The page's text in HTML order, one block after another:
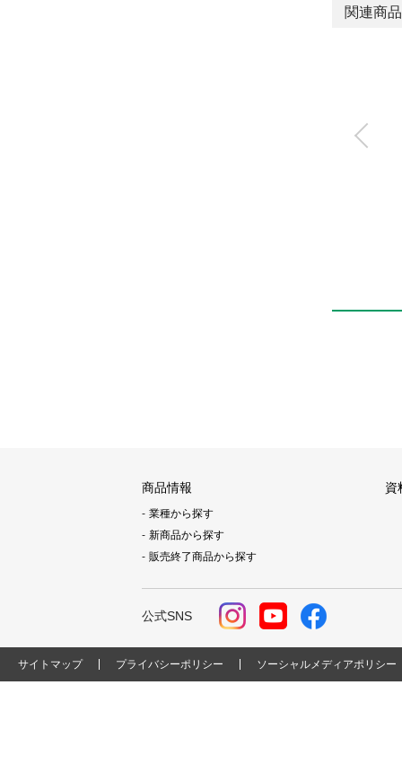
関連商品
商品情報
業種から探す
新商品から探す
販売終了商品から探す
資
公式SNS
サイトマップ プライバシーポリシー ソーシャルメディアポリシー